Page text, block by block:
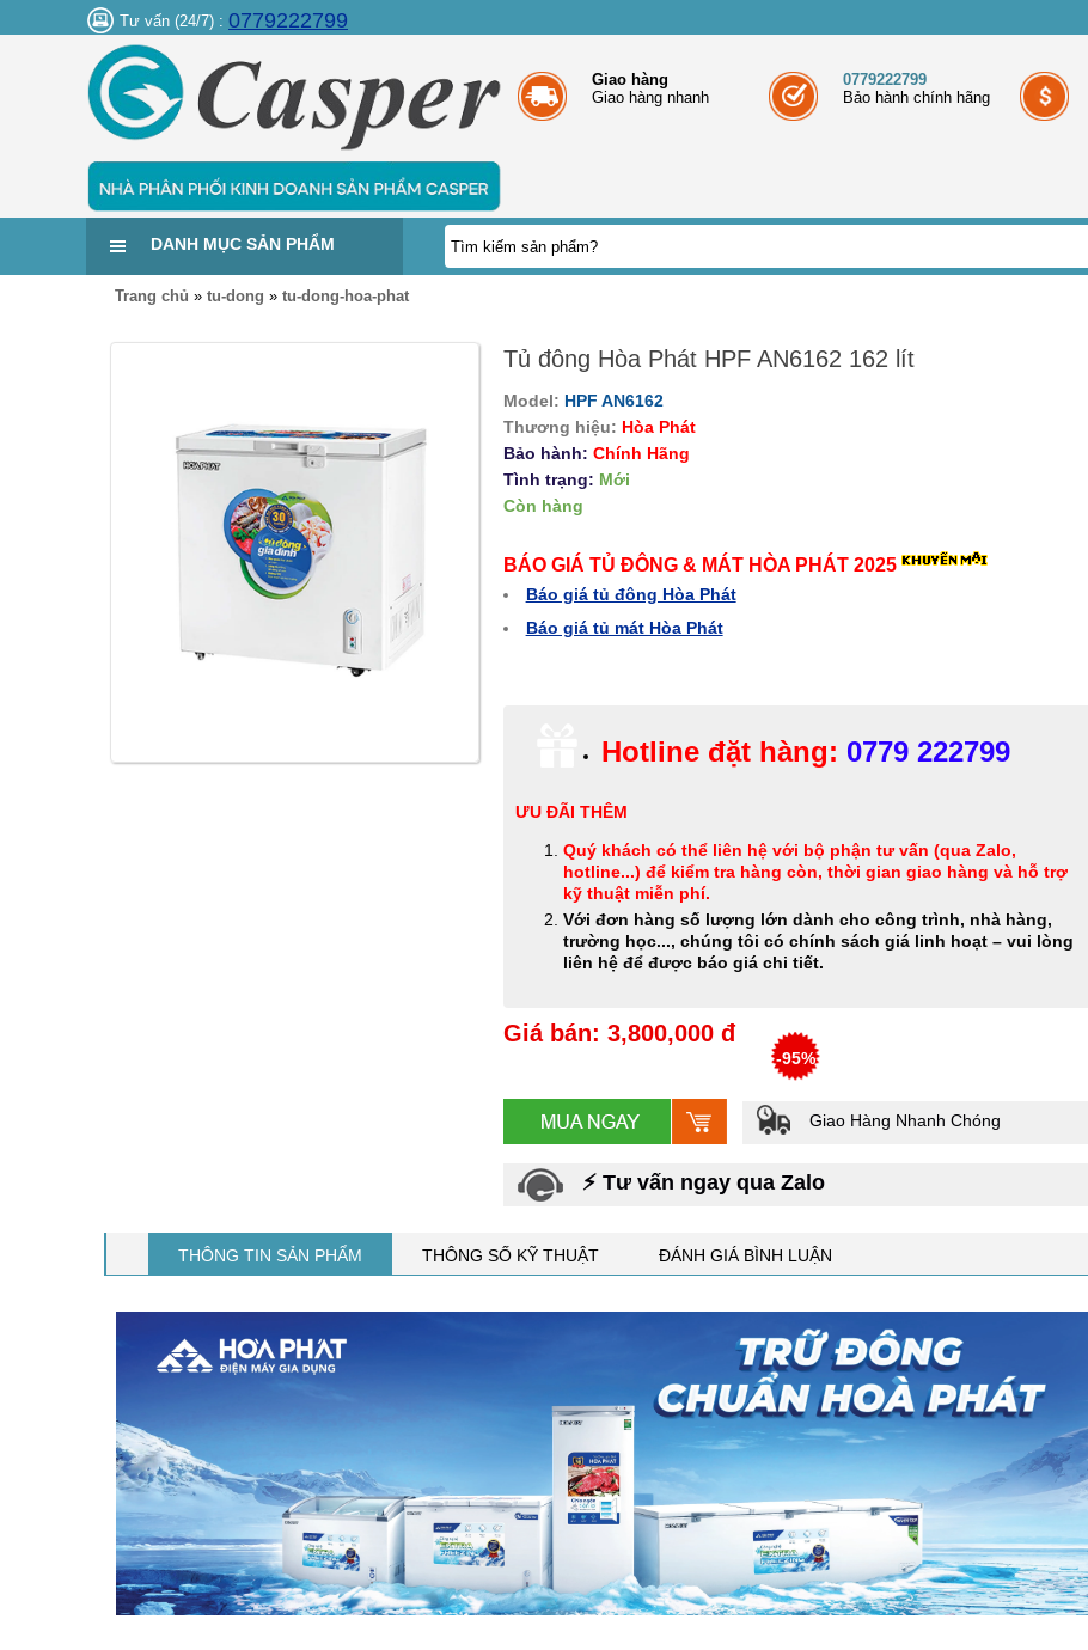
Tư vấn (24/7) : 0779222799
Giao hàng
Giao hàng nhanh
0779222799
Bảo hành chính hãng
DANH MỤC SẢN PHẨM
Trang chủ » tu-dong » tu-dong-hoa-phat
Tủ đông Hòa Phát HPF AN6162 162 lít
Model: HPF AN6162
Thương hiệu: Hòa Phát
Bảo hành: Chính Hãng
Tình trạng: Mới
Còn hàng
BÁO GIÁ TỦ ĐÔNG & MÁT HÒA PHÁT 2025
Báo giá tủ đông Hòa Phát
Báo giá tủ mát Hòa Phát
Hotline đặt hàng: 0779 222799
ƯU ĐÃI THÊM
Quý khách có thể liên hệ với bộ phận tư vấn (qua Zalo,
hotline...) để kiểm tra hàng còn, thời gian giao hàng và hỗ trợ
kỹ thuật miễn phí.
Với đơn hàng số lượng lớn dành cho công trình, nhà hàng,
trường học..., chúng tôi có chính sách giá linh hoạt – vui lòng
liên hệ để được báo giá chi tiết.
Giá bán: 3,800,000 đ
-95%
Giao Hàng Nhanh Chóng
⚡ Tư vấn ngay qua Zalo
THÔNG TIN SẢN PHẨM THÔNG SỐ KỸ THUẬT ĐÁNH GIÁ BÌNH LUẬN